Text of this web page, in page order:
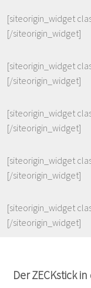
[siteorigin_widget
[/siteorigin_widget]
[siteorigin_widget
[/siteorigin_widget]
[siteorigin_widget
[/siteorigin_widget]
[siteorigin_widget
[/siteorigin_widget]
[siteorigin_widget
[/siteorigin_widget]
Der ZECKstick